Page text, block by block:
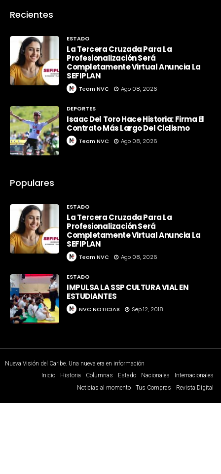
Recientes
ESTADO
La Tercera Cruzada Para La
Profesionalización Será
Completamente Virtual Anuncia La
SEFIPLAN
Team NVC Ago 08, 2026
DEPORTES
Isaac Del Toro Hace Historia: Firma El
Contrato Más Largo Del Ciclismo
Team NVC Ago 08, 2026
Populares
ESTADO
La Tercera Cruzada Para La
Profesionalización Será
Completamente Virtual Anuncia La
SEFIPLAN
Team NVC Ago 08, 2026
ESTADO
IMPULSA LA SSP CULTURA VIAL EN
ESTUDIANTES
NVC NOTICIAS Sep 12, 2018
Nueva Visión del Caribe. Una nueva era en información
Inicio
Historia Columnas Estado Nacionales
Internacionales
Noticias al momento
Tus Compras Revista Digital